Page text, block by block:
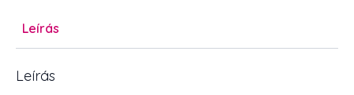
Leírás
Leírás